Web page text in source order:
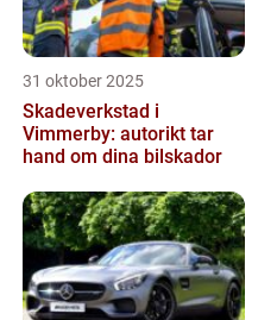
31 oktober 2025
Skadeverkstad i
Vimmerby: autorikt tar
hand om dina bilskador